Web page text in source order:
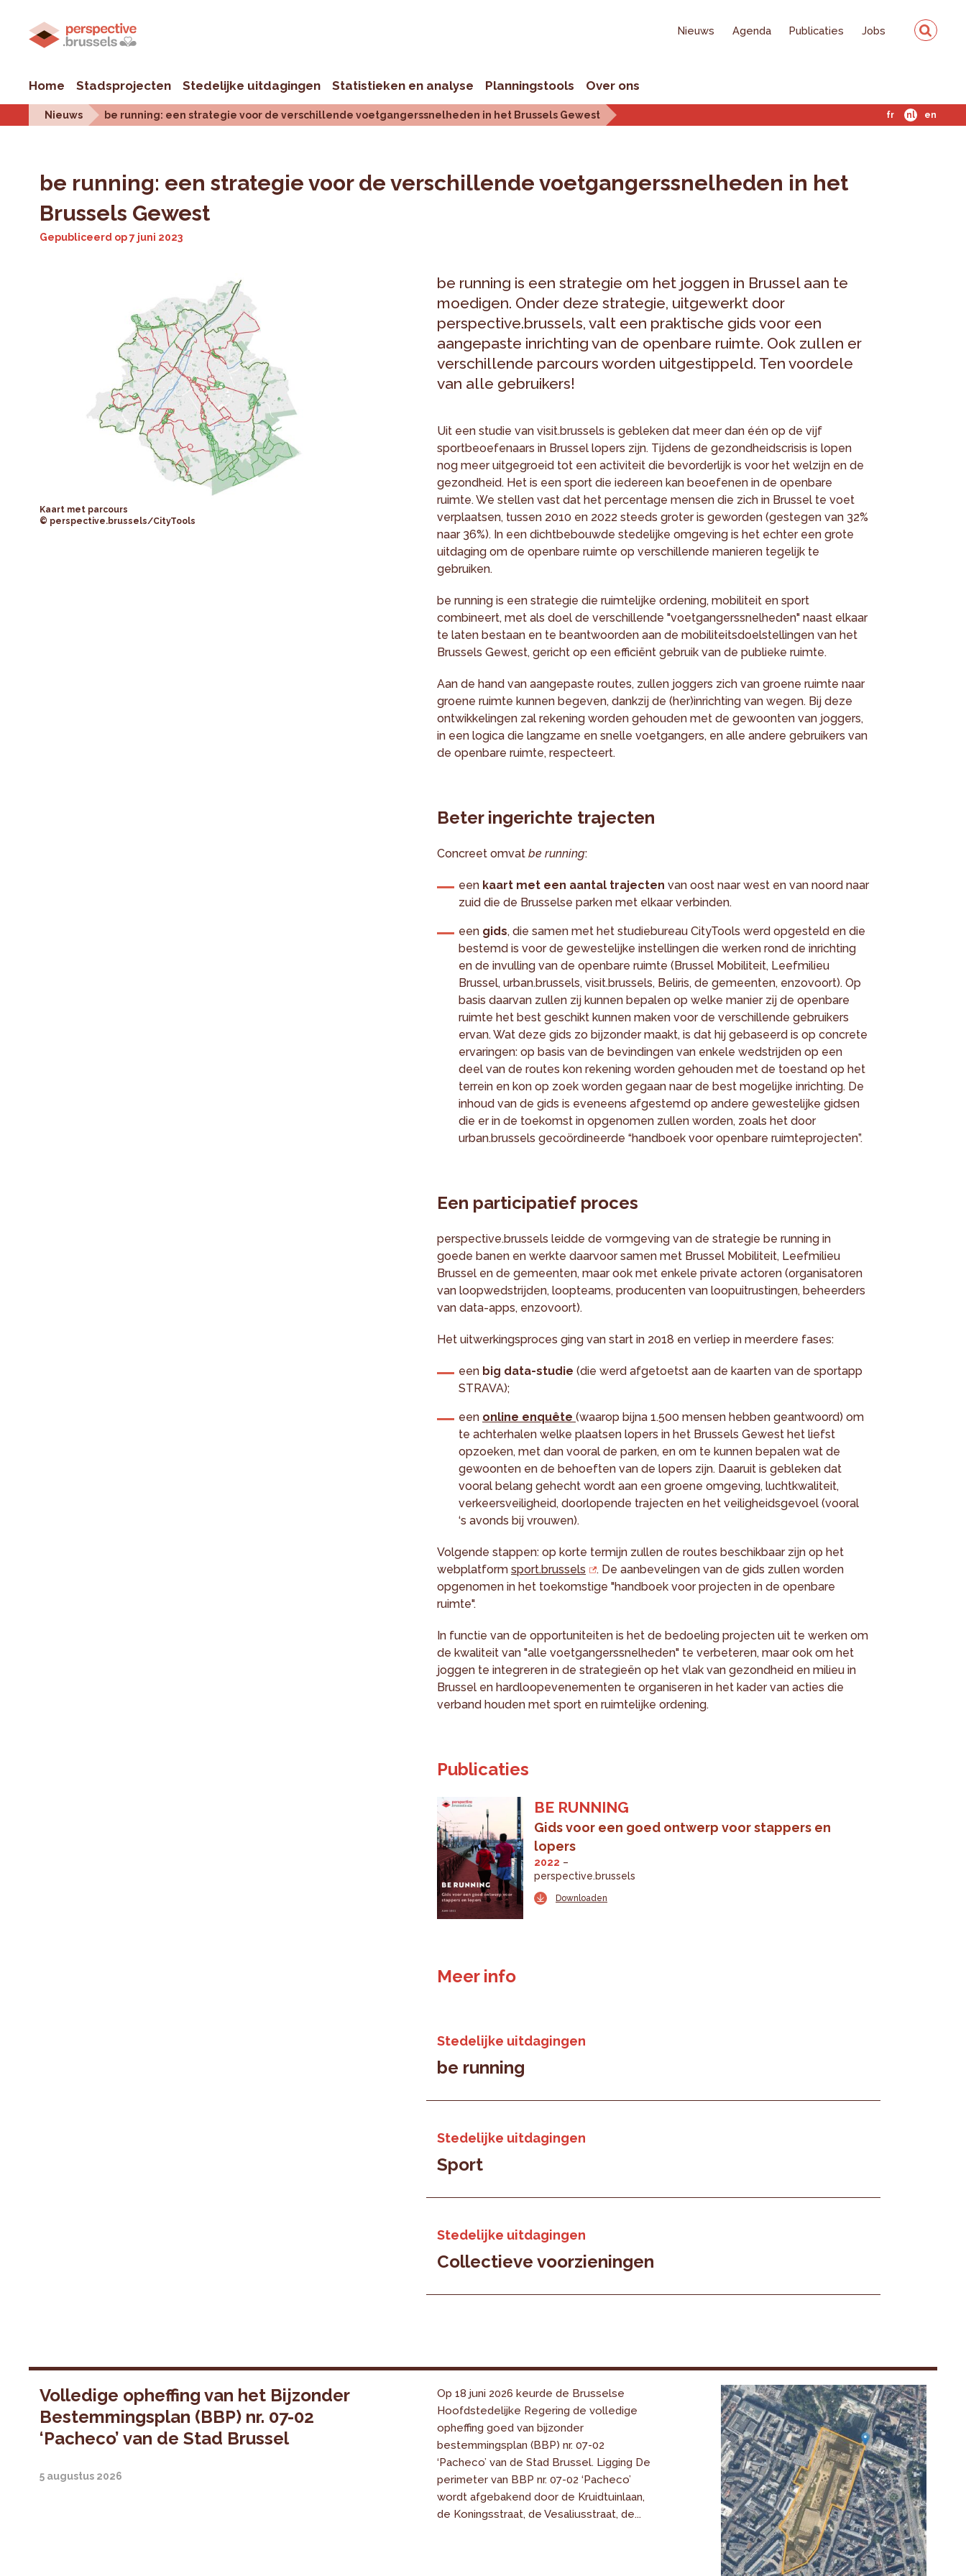
Nieuws Agenda Publicaties Jobs
Home Stadsprojecten Stedelijke uitdagingen Statistieken en analyse Planningstools Over ons
Nieuws be running: een strategie voor de verschillende voetgangerssnelheden in het Brussels Gewest fr nl en
be running: een strategie voor de verschillende voetgangerssnelheden in het
Brussels Gewest
Gepubliceerd op7 juni 2023
Kaart met parcours
© perspective.brussels/CityTools
be running is een strategie om het joggen in Brussel aan te
moedigen. Onder deze strategie, uitgewerkt door
perspective.brussels, valt een praktische gids voor een
aangepaste inrichting van de openbare ruimte. Ook zullen er
verschillende parcours worden uitgestippeld. Ten voordele
van alle gebruikers!
Uit een studie van visit.brussels is gebleken dat meer dan één op de vijf
sportbeoefenaars in Brussel lopers zijn. Tijdens de gezondheidscrisis is lopen
nog meer uitgegroeid tot een activiteit die bevorderlijk is voor het welzijn en de
gezondheid. Het is een sport die iedereen kan beoefenen in de openbare
ruimte. We stellen vast dat het percentage mensen die zich in Brussel te voet
verplaatsen, tussen 2010 en 2022 steeds groter is geworden (gestegen van 32%
naar 36%). In een dichtbebouwde stedelijke omgeving is het echter een grote
uitdaging om de openbare ruimte op verschillende manieren tegelijk te
gebruiken.
be running is een strategie die ruimtelijke ordening, mobiliteit en sport
combineert, met als doel de verschillende "voetgangerssnelheden" naast elkaar
te laten bestaan en te beantwoorden aan de mobiliteitsdoelstellingen van het
Brussels Gewest, gericht op een efficiënt gebruik van de publieke ruimte.
Aan de hand van aangepaste routes, zullen joggers zich van groene ruimte naar
groene ruimte kunnen begeven, dankzij de (her)inrichting van wegen. Bij deze
ontwikkelingen zal rekening worden gehouden met de gewoonten van joggers,
in een logica die langzame en snelle voetgangers, en alle andere gebruikers van
de openbare ruimte, respecteert.
Beter ingerichte trajecten
Concreet omvatbe running:
een kaart met een aantal trajecten van oost naar west en van noord naar
zuid die de Brusselse parken met elkaar verbinden.
een gids, die samen met het studiebureau CityTools werd opgesteld en die
bestemd is voor de gewestelijke instellingen die werken rond de inrichting
en de invulling van de openbare ruimte (Brussel Mobiliteit, Leefmilieu
Brussel, urban.brussels, visit.brussels, Beliris, de gemeenten, enzovoort). Op
basis daarvan zullen zij kunnen bepalen op welke manier zij de openbare
ruimte het best geschikt kunnen maken voor de verschillende gebruikers
ervan. Wat deze gids zo bijzonder maakt, is dat hij gebaseerd is op concrete
ervaringen: op basis van de bevindingen van enkele wedstrijden op een
deel van de routes kon rekening worden gehouden met de toestand op het
terrein en kon op zoek worden gegaan naar de best mogelijke inrichting. De
inhoud van de gids is eveneens afgestemd op andere gewestelijke gidsen
die er in de toekomst in opgenomen zullen worden, zoals het door
urban.brussels gecoördineerde “handboek voor openbare ruimteprojecten”.
Een participatief proces
perspective.brussels leidde de vormgeving van de strategie be running in
goede banen en werkte daarvoor samen met Brussel Mobiliteit, Leefmilieu
Brussel en de gemeenten, maar ook met enkele private actoren (organisatoren
van loopwedstrijden, loopteams, producenten van loopuitrustingen, beheerders
van data-apps, enzovoort).
Het uitwerkingsproces ging van start in 2018 en verliep in meerdere fases:
een big data-studie (die werd afgetoetst aan de kaarten van de sportapp
STRAVA);
een online enquête (waarop bijna 1.500 mensen hebben geantwoord) om
te achterhalen welke plaatsen lopers in het Brussels Gewest het liefst
opzoeken, met dan vooral de parken, en om te kunnen bepalen wat de
gewoonten en de behoeften van de lopers zijn. Daaruit is gebleken dat
vooral belang gehecht wordt aan een groene omgeving, luchtkwaliteit,
verkeersveiligheid, doorlopende trajecten en het veiligheidsgevoel (vooral
‘s avonds bij vrouwen).
Volgende stappen: op korte termijn zullen de routes beschikbaar zijn op het
webplatformsport.brussels
. De aanbevelingen van de gids zullen worden
opgenomen in het toekomstige "handboek voor projecten in de openbare
ruimte".
In functie van de opportuniteiten is het de bedoeling projecten uit te werken om
de kwaliteit van "alle voetgangerssnelheden" te verbeteren, maar ook om het
joggen te integreren in de strategieën op het vlak van gezondheid en milieu in
Brussel en hardloopevenementen te organiseren in het kader van acties die
verband houden met sport en ruimtelijke ordening.
Publicaties
BE RUNNING
Gids voor een goed ontwerp voor stappers en
lopers
2022
perspective.brussels
Downloaden
Meer info
Stedelijke uitdagingen
be running
Stedelijke uitdagingen
Sport
Stedelijke uitdagingen
Collectieve voorzieningen
Volledige opheffing van het Bijzonder
Bestemmingsplan (BBP) nr. 07-02
‘Pacheco’ van de Stad Brussel
5 augustus 2026
Op 18 juni 2026 keurde de Brusselse
Hoofdstedelijke Regering de volledige
opheffing goed van bijzonder
bestemmingsplan (BBP) nr. 07-02
‘Pacheco’ van de Stad Brussel. Ligging De
perimeter van BBP nr. 07-02 ‘Pacheco’
wordt afgebakend door de Kruidtuinlaan,
de Koningsstraat, de Vesaliusstraat, de...